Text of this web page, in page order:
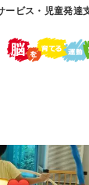
ービス・児童発